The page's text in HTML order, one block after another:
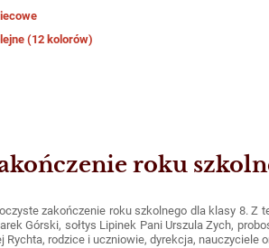
(12 kolorów)
roku
zakończenie roku szkolnego dla klasy 8.
Górski, sołtys Lipinek Pani Urszula Zych,
Rychta, rodzice i uczniowie, dyrekcja, nauczyciele